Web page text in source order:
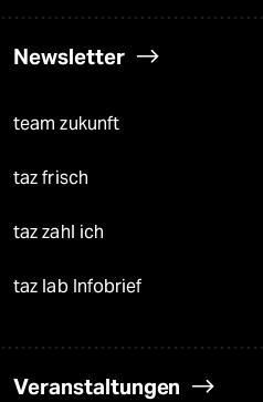
Newsletter
team zukunft
taz frisch
taz zahl ich
taz lab Infobrief
Veranstaltungen